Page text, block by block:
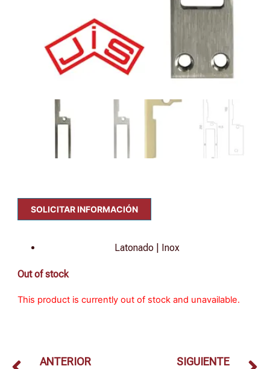
SOLICITAR INFORMACIÓN
Latonado | Inox
Out of stock
This product is currently out of stock and unavailable.
ANTERIOR SIGUIENTE